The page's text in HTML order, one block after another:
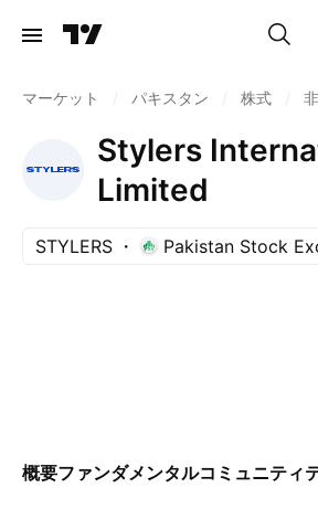
マーケット パキスタン 株式
Stylers
Limited
STYLERS Pakistan Stock
概要ファンダメンタルコミュニティ